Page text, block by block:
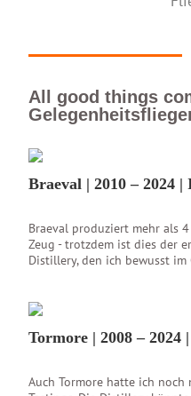
All good things
Braeval | 2010 – 2024
Braeval produziert mehr als
Zeug - trotzdem ist dies der
Distillery, den ich bewusst im
Tormore | 2008 –
Auch Tormore hatte ich